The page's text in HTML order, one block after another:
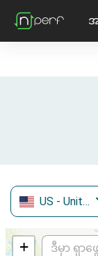
အ
US - United States
+